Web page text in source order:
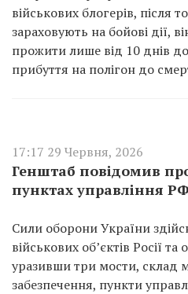
військових блогерів, після
зараховують на бойові дії,
прожити лише від 10 днів
прибуття на полігон до
17:17 29 Червня, 2026
Генштаб повідомив
пунктах управління РФ
Сили оборони України
військових об’єктів Росії та
уразивши три мости, склад
забезпечення, пункти